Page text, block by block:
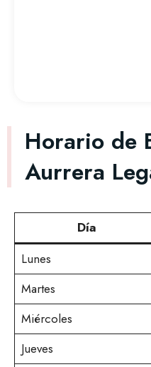
Horario de
Aurrera
Día
Lunes
Martes
Miércoles
Jueves